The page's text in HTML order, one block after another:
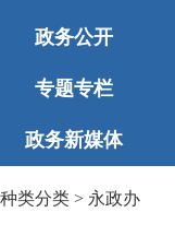
政务公开
专题专栏
政务新媒体
类分类 > 永政办